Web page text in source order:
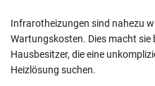
Infrarotheizungen sind nahezu
Wartungskosten. Dies macht
Hausbesitzer, die eine
Heizlösung suchen.